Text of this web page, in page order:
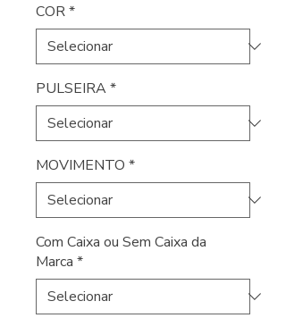
COR*
PULSEIRA*
MOVIMENTO *
Com Caixa ou Sem Caixa da
Marca *